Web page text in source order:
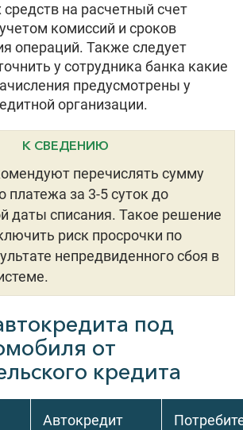
на расчетный счет
комиссий и сроков
операций. Также следует
у сотрудника банка какие
предусмотрены у
организации.
К СВЕДЕНИЮ
перечислять сумму
платежа за 3-5 суток до
даты списания. Такое решение
риск просрочки по
непредвиденного сбоя в
под
от
кредита
Автокредит